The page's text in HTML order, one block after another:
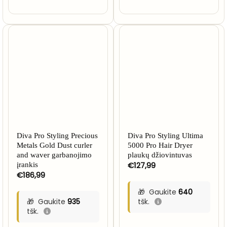
Diva Pro Styling Precious
Metals Gold Dust curler
and waver garbanojimo
įrankis
€186,99
Gaukite 935
tšk.
Diva Pro Styling Ultima
5000 Pro Hair Dryer
plaukų džiovintuvas
€127,99
Gaukite 640
tšk.